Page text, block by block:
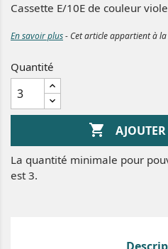
Cassette E/10E de couleur
En savoir plus- Cet article appartient à
Quantité

La quantité minimale pour
est 3.